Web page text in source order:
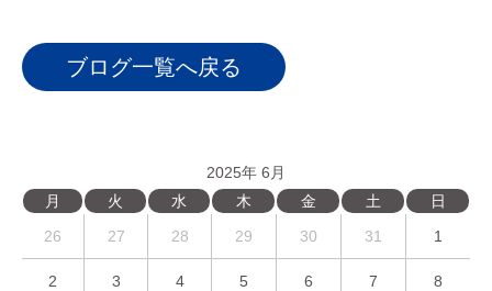
ブログ一覧へ戻る
2025年 6月
月
火 水 木 金 土
日
26
27 28 29 30 31 1
2 3 4 5 6 7 8